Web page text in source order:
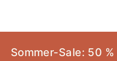
Sommer-Sale: 50